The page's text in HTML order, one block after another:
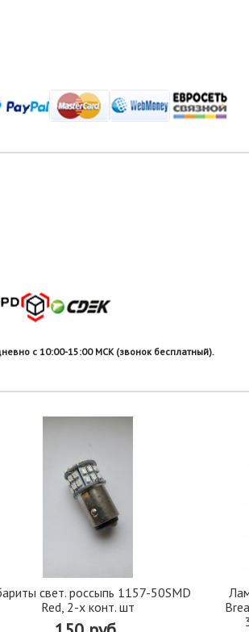
с 10:00-15:00 МСК (звонок бесплатный).
свет. россыпь 1157-50SMD
Red, 2-х конт. шт